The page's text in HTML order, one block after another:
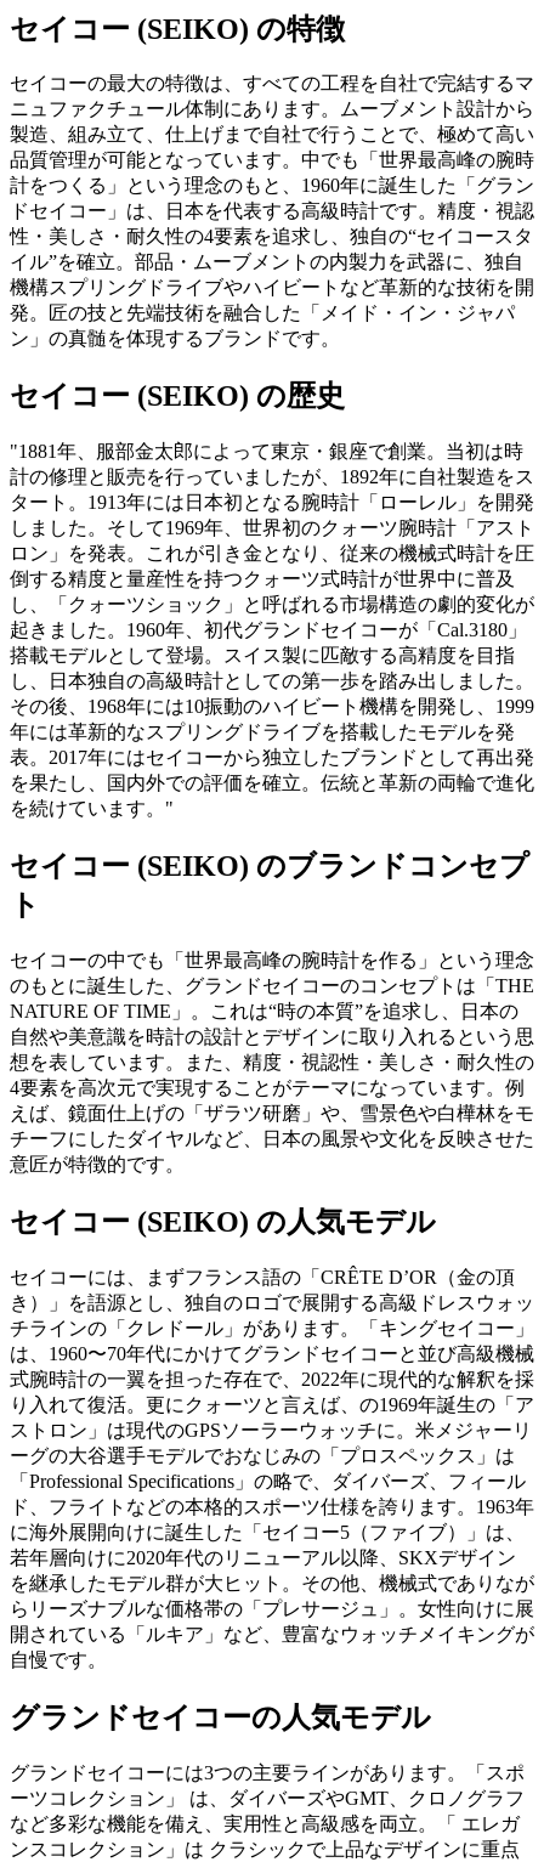
セイコー (SEIKO) の特徴
セイコーの最大の特徴は、すべての工程を自社で完結するマ
ニュファクチュール体制にあります。ムーブメント設計から
製造、組み立て、仕上げまで自社で行うことで、極めて高い
品質管理が可能となっています。中でも「世界最高峰の腕時
計をつくる」という理念のもと、1960年に誕生した「グラン
ドセイコー」は、日本を代表する高級時計です。精度・視認
性・美しさ・耐久性の4要素を追求し、独自の“セイコースタ
イル”を確立。部品・ムーブメントの内製力を武器に、独自
機構スプリングドライブやハイビートなど革新的な技術を開
発。匠の技と先端技術を融合した「メイド・イン・ジャパ
ン」の真髄を体現するブランドです。
セイコー (SEIKO) の歴史
"1881年、服部金太郎によって東京・銀座で創業。当初は時
計の修理と販売を行っていましたが、1892年に自社製造をス
タート。1913年には日本初となる腕時計「ローレル」を開発
しました。そして1969年、世界初のクォーツ腕時計「アスト
ロン」を発表。これが引き金となり、従来の機械式時計を圧
倒する精度と量産性を持つクォーツ式時計が世界中に普及
し、「クォーツショック」と呼ばれる市場構造の劇的変化が
起きました。1960年、初代グランドセイコーが「Cal.3180」
搭載モデルとして登場。スイス製に匹敵する高精度を目指
し、日本独自の高級時計としての第一歩を踏み出しました。
その後、1968年には10振動のハイビート機構を開発し、1999
年には革新的なスプリングドライブを搭載したモデルを発
表。2017年にはセイコーから独立したブランドとして再出発
を果たし、国内外での評価を確立。伝統と革新の両輪で進化
を続けています。"
セイコー (SEIKO) のブランドコンセプ
ト
セイコーの中でも「世界最高峰の腕時計を作る」という理念
のもとに誕生した、グランドセイコーのコンセプトは「THE
NATURE OF TIME」。これは“時の本質”を追求し、日本の
自然や美意識を時計の設計とデザインに取り入れるという思
想を表しています。また、精度・視認性・美しさ・耐久性の
4要素を高次元で実現することがテーマになっています。例
えば、鏡面仕上げの「ザラツ研磨」や、雪景色や白樺林をモ
チーフにしたダイヤルなど、日本の風景や文化を反映させた
意匠が特徴的です。
セイコー (SEIKO) の人気モデル
セイコーには、まずフランス語の「CRÊTE D’OR（金の頂
き）」を語源とし、独自のロゴで展開する高級ドレスウォッ
チラインの「クレドール」があります。「キングセイコー」
は、1960〜70年代にかけてグランドセイコーと並び高級機械
式腕時計の一翼を担った存在で、2022年に現代的な解釈を採
り入れて復活。更にクォーツと言えば、の1969年誕生の「ア
ストロン」は現代のGPSソーラーウォッチに。米メジャーリ
ーグの大谷選手モデルでおなじみの「プロスペックス」は
「Professional Specifications」の略で、ダイバーズ、フィール
ド、フライトなどの本格的スポーツ仕様を誇ります。1963年
に海外展開向けに誕生した「セイコー5（ファイブ）」は、
若年層向けに2020年代のリニューアル以降、SKXデザイン
を継承したモデル群が大ヒット。その他、機械式でありなが
らリーズナブルな価格帯の「プレサージュ」。女性向けに展
開されている「ルキア」など、豊富なウォッチメイキングが
自慢です。
グランドセイコーの人気モデル
グランドセイコーには3つの主要ラインがあります。「スポ
ーツコレクション」 は、ダイバーズやGMT、クロノグラフ
など多彩な機能を備え、実用性と高級感を両立。「 エレガ
ンスコレクション」は クラシックで上品なデザインに重点